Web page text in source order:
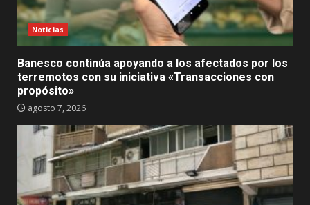
Noticias
Banesco continúa apoyando a los afectados por los
terremotos con su iniciativa «Transacciones con
propósito»
agosto 7, 2026